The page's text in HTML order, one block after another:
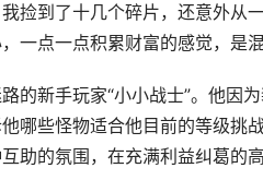
捡到了十几个碎片，还意外从
一点一点积累财富的感觉，是
的新手玩家“小小战士”。他因
哪些怪物适合他目前的等级挑
助的氛围，在充满利益纠葛的